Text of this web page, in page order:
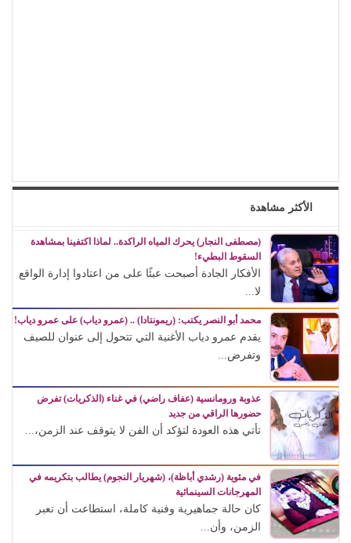
الأكثر مشاهدة
(مصطفى النجار) يحرك المياه الراكدة.. لماذا اكتفينا بمشاهدة
السقوط البطيء!
الأفكار الجادة أصبحت عبئًا على من اعتادوا إدارة الواقع
لا...
محمد أبو النصر يكتب: (ريمونتادا) .. (عمرو دياب) على عمرو دياب!
يقدم عمرو دياب الأغنية التي تتحول إلى عنوان للصيف
وتفرض...
عذوبة ورومانسية (عفاف راضي) في غناء (الذكريات) تفرض
حضورها الراقي من جديد
تأتي هذه العودة لتؤكد أن الفن لا يتوقف عند الزمن،...
في مئوية (رشدي أباظة)، (شهريار النجوم) يطالب بتكريمه في
المهرجانات السينمائية
كان حالة جماهيرية وفنية كاملة، استطاعت أن تعبر
الزمن، وأن...